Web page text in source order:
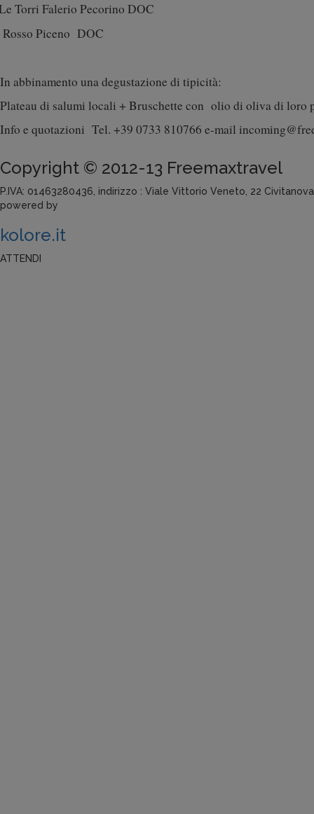
Torri Falerio Pecorino DOC
Piceno DOC
In abbinamento una degustazione di tipicità:
Plateau di salumi locali + Bruschette con olio di oliva di loro
Info e quotazioni Tel. +39 0733 810766 e-mail
Copyright © 2012-13 Freemaxtravel
P.IVA: 01463280436, indirizzo : Viale Vittorio Veneto, 22
powered by
kolore.it
ATTENDI